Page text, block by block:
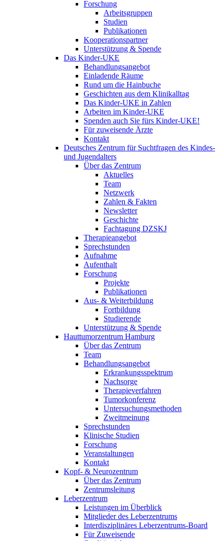
Forschung
Arbeitsgruppen
Studien
Publikationen
Kooperationspartner
Unterstützung & Spende
Das Kinder-UKE
Behandlungsangebot
Einladende Räume
Rund um die Hainbuche
Geschichten aus dem Klinikalltag
Das Kinder-UKE in Zahlen
Arbeiten im Kinder-UKE
Spenden auch Sie fürs Kinder-UKE!
Für zuweisende Ärzte
Kontakt
Deutsches Zentrum für Suchtfragen des Kindes-
und Jugendalters
Über das Zentrum
Aktuelles
Team
Netzwerk
Zahlen & Fakten
Newsletter
Geschichte
Fachtagung DZSKJ
Therapieangebot
Sprechstunden
Aufnahme
Aufenthalt
Forschung
Projekte
Publikationen
Aus- & Weiterbildung
Fortbildung
Studierende
Unterstützung & Spende
Hauttumorzentrum Hamburg
Über das Zentrum
Team
Behandlungsangebot
Erkrankungsspektrum
Nachsorge
Therapieverfahren
Tumorkonferenz
Untersuchungsmethoden
Zweitmeinung
Sprechstunden
Klinische Studien
Forschung
Veranstaltungen
Kontakt
Kopf- & Neurozentrum
Über das Zentrum
Zentrumsleitung
Leberzentrum
Leistungen im Überblick
Mitglieder des Leberzentrums
Interdisziplinäres Leberzentrums-Board
Für Zuweisende